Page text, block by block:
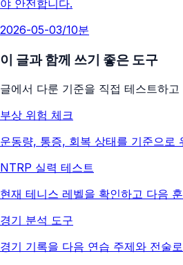
야 안전합니다.
2026-05-03/10분
이 글과 함께 쓰기 좋은 도구
글에서 다룬 기준을 직접 테스트하
부상 위험 체크
운동량, 통증, 회복 상태를 기준으로
NTRP 실력 테스트
현재 테니스 레벨을 확인하고 다음
경기 분석 도구
경기 기록을 다음 연습 주제와 전술